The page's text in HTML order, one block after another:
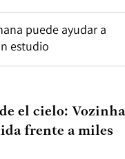
puede ayudar a
estudio
el cielo: Vozinha
frente a miles